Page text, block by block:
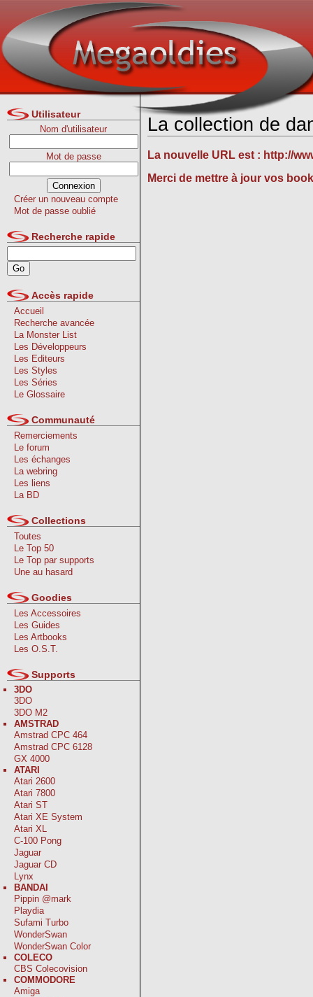
Utilisateur
Nom d'utilisateur
Mot de passe
Créer un nouveau compte
Mot de passe oublié
Recherche rapide
Accès rapide
Accueil
Recherche avancée
La Monster List
Les Développeurs
Les Editeurs
Les Styles
Les Séries
Le Glossaire
Communauté
Remerciements
Le forum
Les échanges
La webring
Les liens
La BD
Collections
Toutes
Le Top 50
Le Top par supports
Une au hasard
Goodies
Les Accessoires
Les Guides
Les Artbooks
Les O.S.T.
Supports
3DO
3DO
3DO M2
AMSTRAD
Amstrad CPC 464
Amstrad CPC 6128
GX 4000
ATARI
Atari 2600
Atari 7800
Atari ST
Atari XE System
Atari XL
C-100 Pong
Jaguar
Jaguar CD
Lynx
BANDAI
Pippin @mark
Playdia
Sufami Turbo
WonderSwan
WonderSwan Color
COLECO
CBS Colecovision
COMMODORE
Amiga
La collection de
La nouvelle URL est : http://
Merci de mettre à jour vos